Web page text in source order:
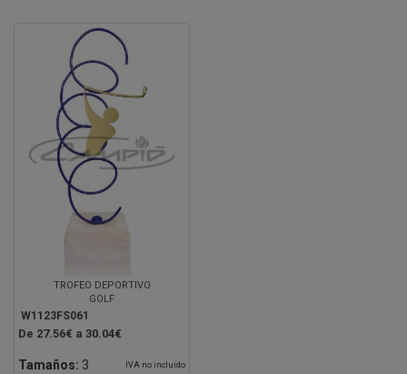
TROFEO DEPORTIVO
GOLF
W1123FS061
De 27.56€ a 30.04€
Tamaños: 3 IVA no incluido